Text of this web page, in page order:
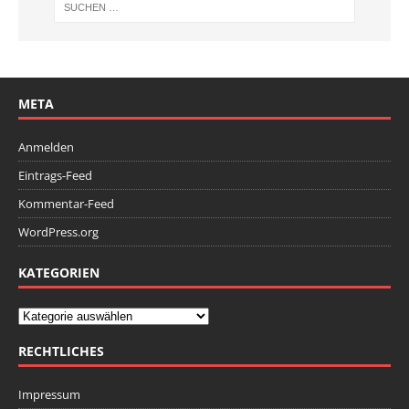
META
Anmelden
Eintrags-Feed
Kommentar-Feed
WordPress.org
KATEGORIEN
RECHTLICHES
Impressum